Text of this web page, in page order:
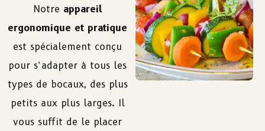
Notre appareil
ergonomique et pratique
est spécialement conçu
pour s’adapter à tous les
types de bocaux, des plus
petits aux plus larges. Il
vous suffit de le placer